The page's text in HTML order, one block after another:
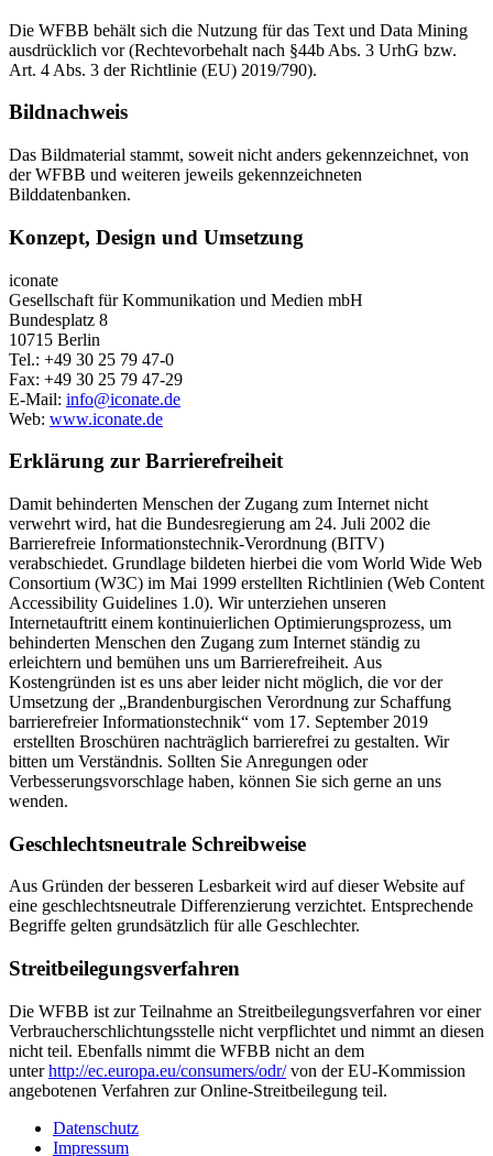
Die WFBB behält sich die Nutzung für das Text und Data Mining
ausdrücklich vor (Rechtevorbehalt nach §44b Abs. 3 UrhG bzw.
Art. 4 Abs. 3 der Richtlinie (EU) 2019/790).
Bildnachweis
Das Bildmaterial stammt, soweit nicht anders gekennzeichnet, von
der WFBB und weiteren jeweils gekennzeichneten
Bilddatenbanken.
Konzept, Design und Umsetzung
iconate
Gesellschaft für Kommunikation und Medien mbH
Bundesplatz 8
10715 Berlin
Tel.: +49 30 25 79 47-0
Fax: +49 30 25 79 47-29
E-Mail: info@iconate.de
Web: www.iconate.de
Erklärung zur Barrierefreiheit
Damit behinderten Menschen der Zugang zum Internet nicht
verwehrt wird, hat die Bundesregierung am 24. Juli 2002 die
Barrierefreie Informationstechnik-Verordnung (BITV)
verabschiedet. Grundlage bildeten hierbei die vom World Wide Web
Consortium (W3C) im Mai 1999 erstellten Richtlinien (Web Content
Accessibility Guidelines 1.0). Wir unterziehen unseren
Internetauftritt einem kontinuierlichen Optimierungsprozess, um
behinderten Menschen den Zugang zum Internet ständig zu
erleichtern und bemühen uns um Barrierefreiheit. Aus
Kostengründen ist es uns aber leider nicht möglich, die vor der
Umsetzung der „Brandenburgischen Verordnung zur Schaffung
barrierefreier Informationstechnik“ vom 17. September 2019
erstellten Broschüren nachträglich barrierefrei zu gestalten. Wir
bitten um Verständnis. Sollten Sie Anregungen oder
Verbesserungsvorschlage haben, können Sie sich gerne an uns
wenden.
Geschlechtsneutrale Schreibweise
Aus Gründen der besseren Lesbarkeit wird auf dieser Website auf
eine geschlechtsneutrale Differenzierung verzichtet. Entsprechende
Begriffe gelten grundsätzlich für alle Geschlechter.
Streitbeilegungsverfahren
Die WFBB ist zur Teilnahme an Streitbeilegungsverfahren vor einer
Verbraucherschlichtungsstelle nicht verpflichtet und nimmt an diesen
nicht teil. Ebenfalls nimmt die WFBB nicht an dem
unterhttp://ec.europa.eu/consumers/odr/von der EU-Kommission
angebotenen Verfahren zur Online-Streitbeilegung teil.
Datenschutz
Impressum